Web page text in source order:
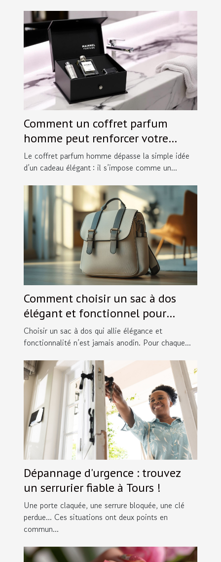
Comment un coffret parfum
homme peut renforcer votre
image ?
Le coffret parfum homme dépasse la simple idée
d’un cadeau élégant : il s’impose comme un...
Comment choisir un sac à dos
élégant et fonctionnel pour
chaque occasion ?
Choisir un sac à dos qui allie élégance et
fonctionnalité n’est jamais anodin. Pour chaque...
Dépannage d'urgence : trouvez
un serrurier fiable à Tours !
Une porte claquée, une serrure bloquée, une clé
perdue... Ces situations ont deux points en
commun...